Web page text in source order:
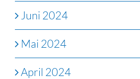
Juni 2024
Mai 2024
April 2024